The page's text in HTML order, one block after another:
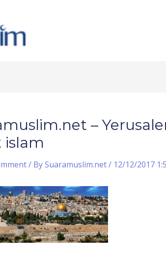
–
/ BySuaramuslim.net/ 12/12/2017